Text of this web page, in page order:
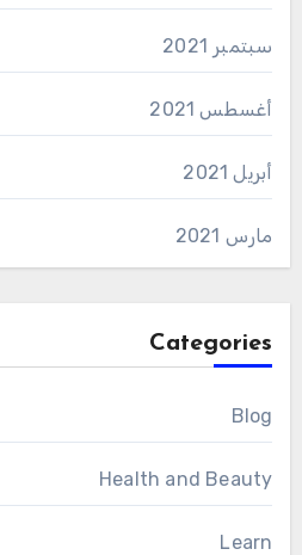
سبتمبر 2021
أغسطس 2021
أبريل 2021
مارس 2021
Categories
Blog
Health and Beauty
Learn